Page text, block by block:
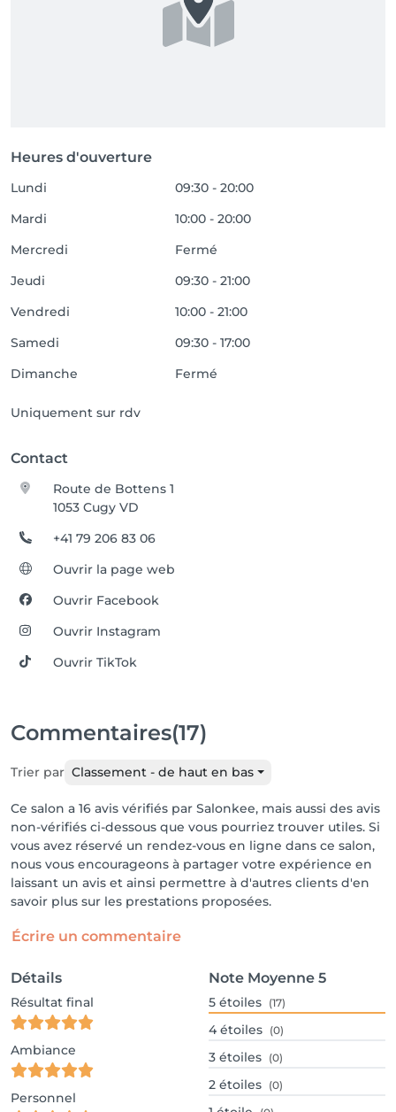
Heures d'ouverture
Lundi
09:30 - 20:00
Mardi
10:00 - 20:00
Mercredi
Fermé
Jeudi
09:30 - 21:00
Vendredi
10:00 - 21:00
Samedi
09:30 - 17:00
Dimanche
Fermé
Uniquement sur rdv
Contact
Route de Bottens 1
1053 Cugy VD
+41 79 206 83 06
Ouvrir la page web
Ouvrir Facebook
Ouvrir Instagram
Ouvrir TikTok
Commentaires(17)
Trier par Classement - de haut en bas
Ce salon a 16 avis vérifiés par Salonkee, mais aussi des avis
non-vérifiés ci-dessous que vous pourriez trouver utiles. Si
vous avez réservé un rendez-vous en ligne dans ce salon,
nous vous encourageons à partager votre expérience en
laissant un avis et ainsi permettre à d'autres clients d'en
savoir plus sur les prestations proposées.
Écrire un commentaire
Détails
Résultat final
Ambiance
Personnel
Note Moyenne 5
5 étoiles (17)
4 étoiles (0)
3 étoiles (0)
2 étoiles (0)